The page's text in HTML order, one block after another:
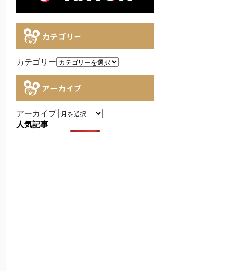
カテゴリー
カテゴリー
アーカイブ
アーカイブ
人気記事